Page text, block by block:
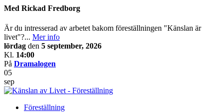
Med Rickad Fredborg
Är du intresserad av arbetet bakom föreställningen "Känslan är
livet"?... Mer info
lördag den 5 september, 2026
Kl. 14:00
På Dramalogen
05
sep
Föreställning